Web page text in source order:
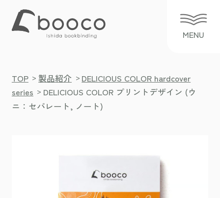
TOP > 製品紹介 > DELICIOUS COLOR hardcover
series > DELICIOUS COLOR プリントデザイン (ウ
ニ：セパレート, ノート)